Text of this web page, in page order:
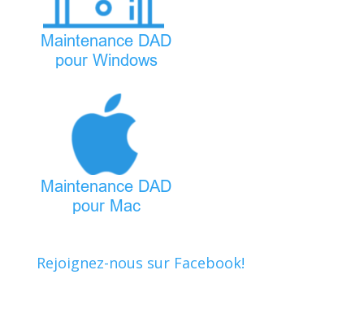
Rejoignez-nous sur Facebook!